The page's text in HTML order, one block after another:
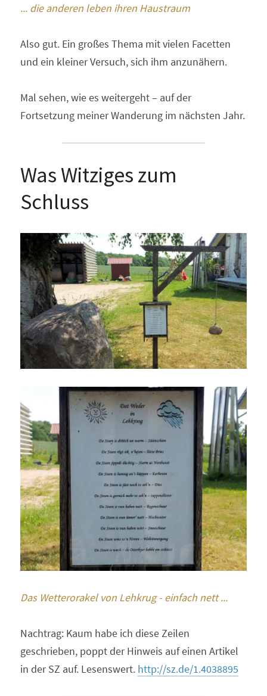
... die anderen leben ihren Haustraum
Also gut. Ein großes Thema mit vielen Facetten
und ein kleiner Versuch, sich ihm anzunähern.
Mal sehen, wie es weitergeht – auf der
Fortsetzung meiner Wanderung im nächsten Jahr.
Was Witziges zum
Schluss
Das Wetterorakel von Lehkrug - einfach nett ...
Nachtrag: Kaum habe ich diese Zeilen
geschrieben, poppt der Hinweis auf einen Artikel
in der SZ auf. Lesenswert. http://sz.de/1.4038895